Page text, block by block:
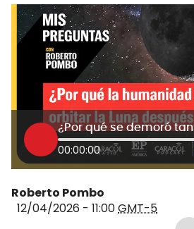
00:00:00
Roberto Pombo
12/04/2026 - 11:00GMT-5